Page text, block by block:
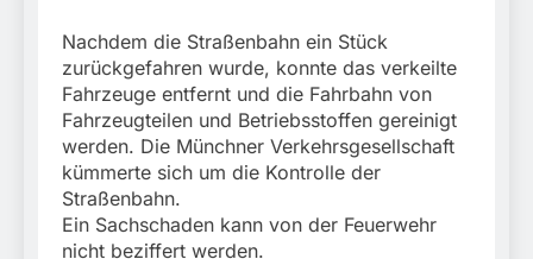
Nachdem die Straßenbahn ein Stück
zurückgefahren wurde, konnte das verkeilte
Fahrzeuge entfernt und die Fahrbahn von
Fahrzeugteilen und Betriebsstoffen gereinigt
werden. Die Münchner Verkehrsgesellschaft
kümmerte sich um die Kontrolle der
Straßenbahn.
Ein Sachschaden kann von der Feuerwehr
nicht beziffert werden.